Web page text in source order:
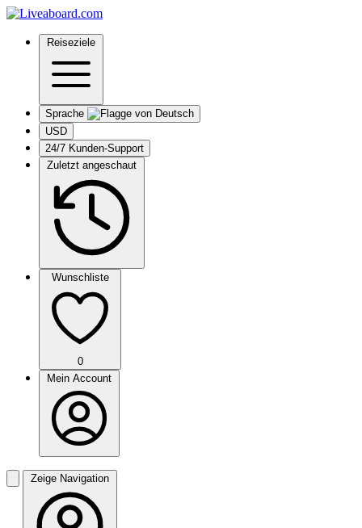
Reiseziele
Sprache
USD
24/7 Kunden-Support
Zuletzt angeschaut
Wunschliste
0
Mein Account
Zeige Navigation